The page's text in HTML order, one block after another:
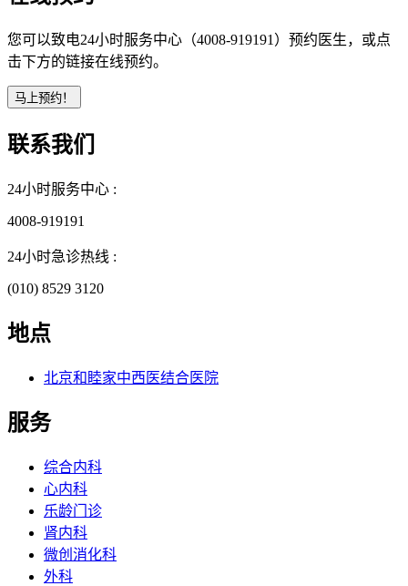
您可以致电24小时服务中心（4008-919191）预约医生，或点
击下方的链接在线预约。
联系我们
24小时服务中心 :
4008-919191
24小时急诊热线 :
(010) 8529 3120
地点
北京和睦家中西医结合医院
服务
综合内科
心内科
乐龄门诊
肾内科
微创消化科
外科